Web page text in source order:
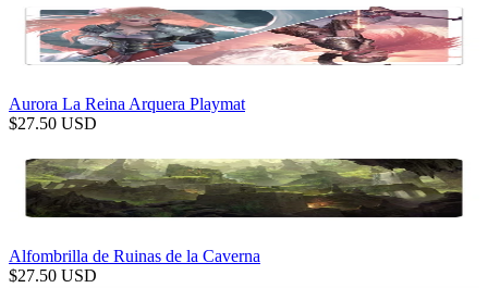
Aurora La Reina Arquera Playmat
$27.50 USD
Alfombrilla de Ruinas de la Caverna
$27.50 USD